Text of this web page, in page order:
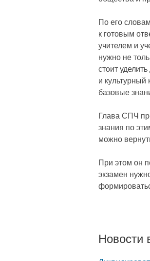
По его
к готовым
учителем и
нужно не
стоит
и культурный
базовые
Глава СПЧ
знания по
можно
При этом он
экзамен
Новости